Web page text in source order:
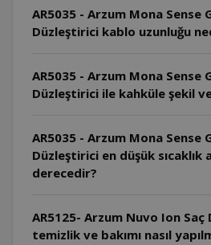
AR5035 - Arzum Mona Sense
Düzleştirici kablo uzunluğu
AR5035 - Arzum Mona Sense
Düzleştirici ile kahküle şekil
AR5035 - Arzum Mona Sense
Düzleştirici en düşük sıcaklık
derecedir?
AR5125- Arzum Nuvo Ion
temizlik ve bakımı nasıl